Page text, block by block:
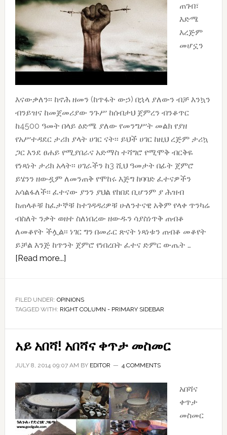
ጠገብ፣
እድሜ
እረጅም
መሆኗን
እናውቃለን፡፡ ከኖሕ ዘመን (ከጥፋት ውኃ) በኋላ ያለውን ብቻ እንኳን
ብንይዝና ከመጀመሪያው ንጉሥ ከሰብታህ ጀምረን ብንቆጥር
ከ4500 ዓመት በላይ ዕድሜ ያለው የመንግሥት መልክ የያዘ
የአሥተዳደር ታሪክ ያላት ሀገር ናት፡፡ ይህች ሀገር ከዚህ ረጅም ታሪኳ
ጋር እንደ ፀሐይ የሚያበራና አድማስ ተሻግሮ የሚሞቅ ብርቅዬ
የነጻነት ታሪክ አላት፡፡ ሀገራችን ከ3 ሺህ ዓመታት በፊት ጀምሮ
ይሄንን ዘውዷም ለመንጠቅ የሞከሩ እጅግ ከባባድ ፈተናዎችን
አሳልፋለች፡፡ ፈተናው ያንን ያህል የከበደ ቢሆንም ያ ሕዝብ
ከጠላቶቹ ከፈታኞቹ ከተገዳዳሪዎቹ ሁለንተናዊ አቅም የላቀ ጥንካሬ
ብስለት ንቃት ወዘተ ስለነበረው ዘውዱን ሳያስነጥቅ ጠብቆ
ለመቆየት ችሏል፡፡ ነገር ግን በመራር ጽናት ነጻነቱን ጠብቆ መቆየት
ይቻል እንጅ ከጥንት ጀምሮ የነበረበት ፈተና ድምር ውጤት …
[Read more...]about
ለምን?
ለማን?
መቸና
የት?
FILED UNDER: OPINIONS
TAGGED WITH: RIGHT COLUMN - PRIMARY SIDEBAR
አይ አበሻ! አበሻና ቀጥታ መስመር
JULY 8, 2014 09:07 AM BY EDITOR 4 COMMENTS
አበሻና
ቀጥታ
መስመር